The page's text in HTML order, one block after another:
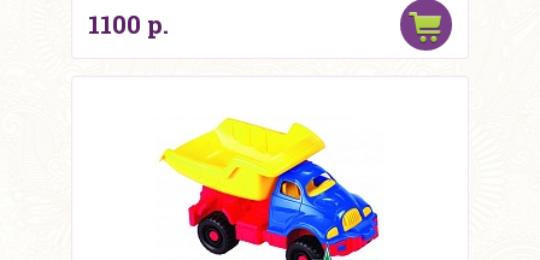
1100 р.